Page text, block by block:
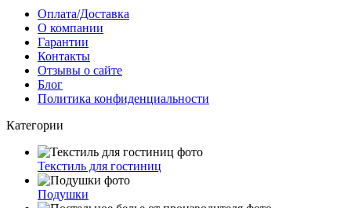
Оплата/Доставка
О компании
Гарантии
Контакты
Отзывы о сайте
Блог
Политика конфиденциальности
Категории
Текстиль для гостиниц
Подушки